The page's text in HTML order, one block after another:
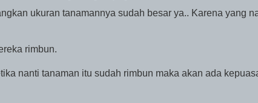
ukuran tanamannya sudah besar ya.. Karena yang
rimbun.
nanti tanaman itu sudah rimbun maka akan ada